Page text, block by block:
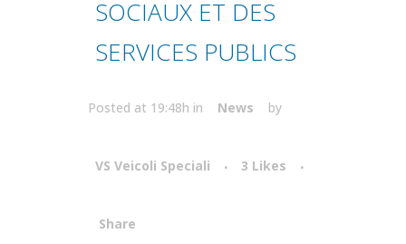
SOCIAUX ET DES
SERVICES PUBLICS
Posted at 19:48h in News by
VS Veicoli Speciali 3 Likes
Share
Attiva comando